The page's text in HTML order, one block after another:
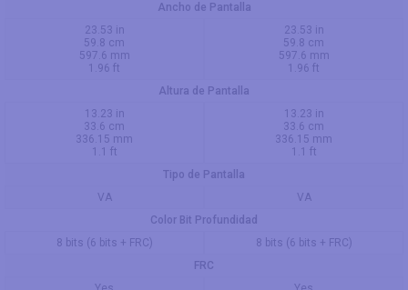
Ancho de Pantalla
23.53 in
59.8 cm
597.6 mm
1.96 ft
23.53 in
59.8 cm
597.6 mm
1.96 ft
Altura de Pantalla
13.23 in
33.6 cm
336.15 mm
1.1 ft
13.23 in
33.6 cm
336.15 mm
1.1 ft
Tipo de Pantalla
VA
VA
Color Bit Profundidad
8 bits (6 bits + FRC)
8 bits (6 bits + FRC)
FRC